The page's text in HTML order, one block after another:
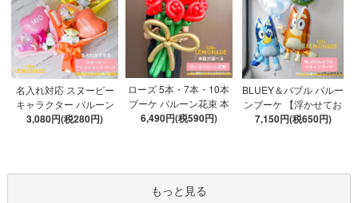
名入れ対応 スヌーピー
キャラクター バルーン
ブーケ 選べる7種 【膨ら
3,080円(税280円)
ローズ 5本・7本・10本
ブーケ バルーン花束 本
数が選べる 【膨らませ
6,490円(税590円)
BLUEY＆バブル バルー
ンブーケ 【浮かせてお
届け】 ヘリウムガス入
7,150円(税650円)
もっと見る